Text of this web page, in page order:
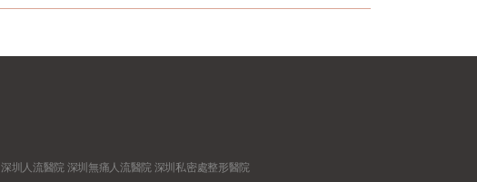
深圳人流醫院 深圳無痛人流醫院 深圳私密處整形醫院